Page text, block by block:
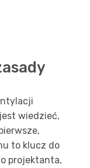
wiedzieć,
to klucz do
projektanta,